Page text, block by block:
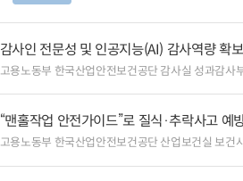
감사인 전문성 및 인공지능(AI) 감사역량 확
고용노동부 한국산업안전보건공단 감사실 성과감사
“맨홀작업 안전가이드”로 질식·추락사고 예
고용노동부 한국산업안전보건공단 산업보건실 보건